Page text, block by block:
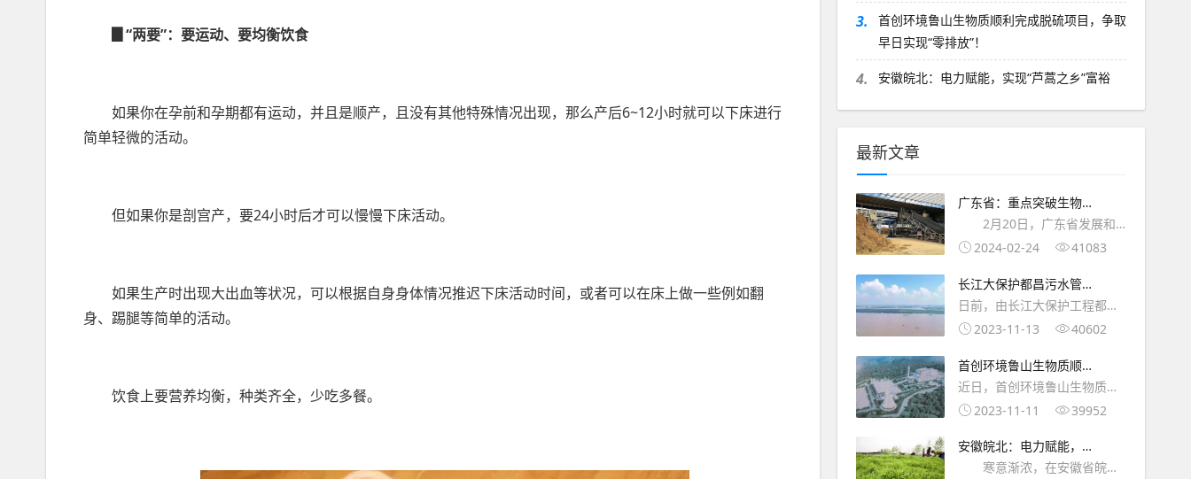
▊“两要”：要运动、要均衡饮食
如果你在孕前和孕期都有运动，并且是顺产，且没有其他特殊情况出现，那么产后6~12小时就可以下床进行
简单轻微的活动。
但如果你是剖宫产，要24小时后才可以慢慢下床活动。
如果生产时出现大出血等状况，可以根据自身身体情况推迟下床活动时间，或者可以在床上做一些例如翻
身、踢腿等简单的活动。
饮食上要营养均衡，种类齐全，少吃多餐。
3.
首创环境鲁山生物质顺利完成脱硫项目，争取
早日实现“零排放”！
4. 安徽皖北：电力赋能，实现“芦蒿之乡”富裕
最新文章
广东省：重点突破生物质
燃料等核心装备技术！
2月20日，广东省发展和
改革委员 会广东省科学技术厅
发《广东省培育发展未来绿色
低碳产业集群行
2024-02-24 41083
长江大保护都昌污水管网
体系正式通车，推动污水
治理提质增效！
日前，由长江大保护工程都昌
县府路污水管网改造工程顺利
都昌水环境综合治理PPP项目
取得了阶段性的胜
2023-11-13 40602
首创环境鲁山生物质顺利
完成脱硫项目，争取早日
实现“零排放”！
近日，首创环境鲁山生物质公
司生产技术也荣获突破，脱硫
来，鲁山生物质项目会受季节
性燃料变化影响，
2023-11-11 39952
安徽皖北：电力赋能，实
现“芦蒿之乡”富裕
寒意渐浓，在安徽省皖北